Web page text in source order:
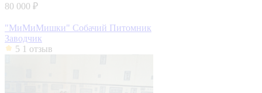
80 000 ₽
"МиМиМишки" Собачий Питомник
Заводчик
5 1 отзыв